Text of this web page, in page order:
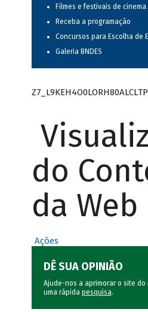
Filmes e festivais de cinema
Receba a programação
Concursos para Escolha de
Galeria BNDES
do
da Web
Ações
DÊ SUA OPINIÃO
Ajude-nos a aprimorar o site do
uma rápida pesquisa.